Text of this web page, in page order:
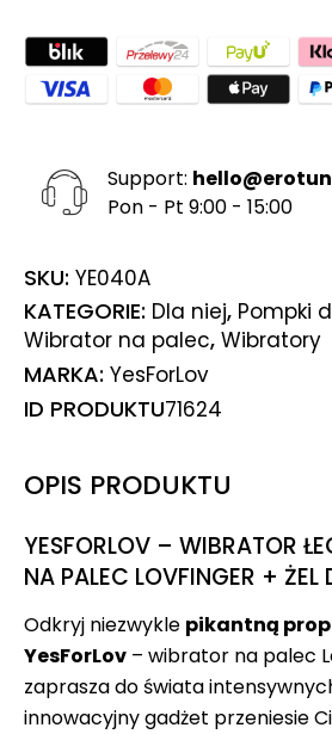
Support:
Pon - Pt 9:00 - 15:00
SKU: YE040A
KATEGORIE: Dla niej, Pompki
Wibrator na palec, Wibratory
MARKA: YesForLov
ID PRODUKTU71624
OPIS PRODUKTU
YESFORLOV – WIBRATOR
NA PALEC LOVFINGER + ŻEL
Odkryj niezwykle pikantną
YesForLov – wibrator na palec
zaprasza do świata
innowacyjny gadżet przeniesie